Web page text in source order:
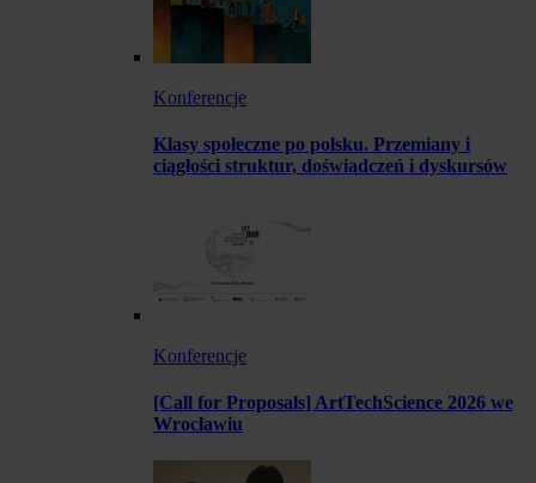
Konferencje
Klasy społeczne po polsku. Przemiany i
ciągłości struktur, doświadczeń i dyskursów
Konferencje
[Call for Proposals] ArtTechScience 2026 we
Wrocławiu